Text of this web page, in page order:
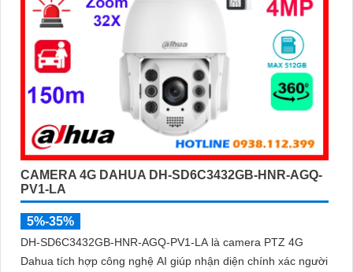
CAMERA 4G DAHUA DH-SD6C3432GB-HNR-AGQ-
PV1-LA
5%-35%
DH-SD6C3432GB-HNR-AGQ-PV1-LA là camera PTZ 4G
Dahua tích hợp công nghệ AI giúp nhận diện chính xác người